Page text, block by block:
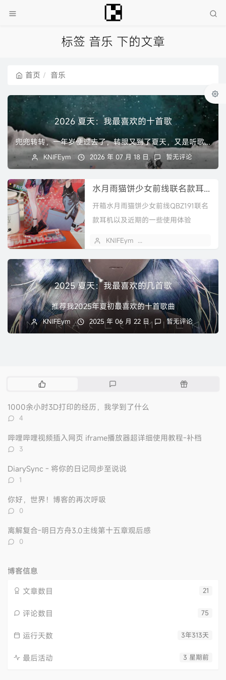
标签 音乐 下的文章
首页 音乐
2026 夏天：我最喜欢的十首歌
兜兜转转，一年岁便过去了，转眼又到了夏天，又是听歌的时间我打算将本栏目作为一项长期规划。每逢雨季闷热的时节，就当是我记录下最喜欢的十首歌的时间。今年的夏天...
KNIFEym 2026 年 07 月 18 日 暂无评论
水月雨猫饼少女前线联名款耳机开箱体验
开箱水月雨猫饼少女前线QBZ191联名
款耳机以及近期的一些使用体验
KNIFEym
2025 夏天：我最喜欢的几首歌
推荐我2025年夏初最喜欢的十首歌曲
KNIFEym 2025 年 06 月 22 日 暂无评论
热
文
评
随
1000余小时3D打印的经历，我学到了什么
评
数：
4
哔哩哔哩视频插入网页 iframe播放器超详细使用教程-补档
评
数：
3
DiarySync - 将你的日记同步至说说
评
数：
1
你好，世界！博客的再次呼吸
评
数：
0
离解复合-明日方舟3.0主线第十五章观后感
评
0
博客信息
21
文章数目
75
评论数目
3年313天
运行天数
3 星期前
最后活动